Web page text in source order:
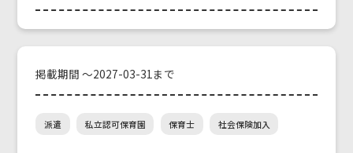
掲載期間 ～2027-03-31まで
派遣 私立認可保育園 保育士 社会保険加入